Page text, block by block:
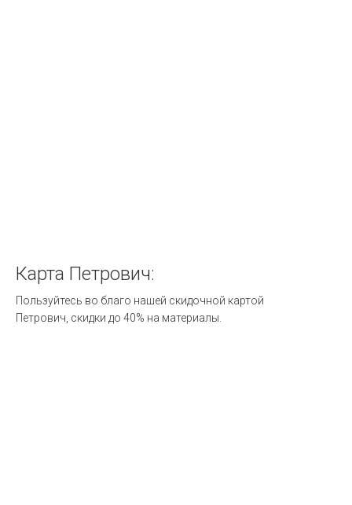
Карта Петрович:
Пользуйтесь во благо нашей скидочной картой
Петрович, скидки до 40% на материалы.